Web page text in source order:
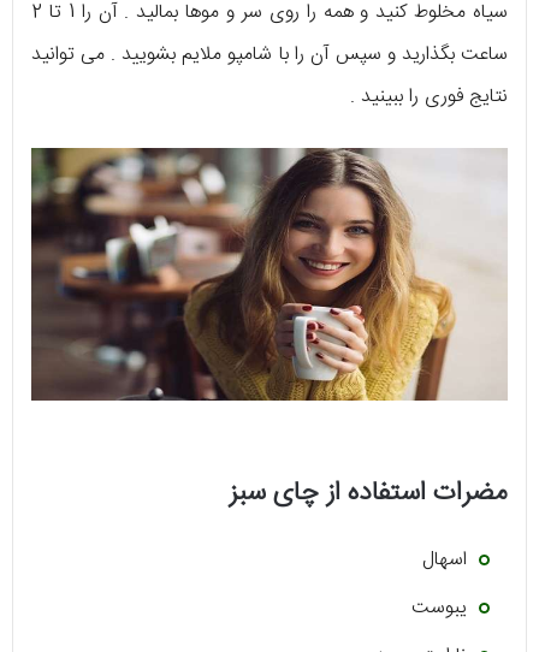
سیاه مخلوط کنید و همه را روی سر و موها بمالید . آن را 1 تا 2
ساعت بگذارید و سپس آن را با شامپو ملایم بشویید . می توانید
نتایج فوری را ببینید .
مضرات استفاده از چای سبز
اسهال
یبوست